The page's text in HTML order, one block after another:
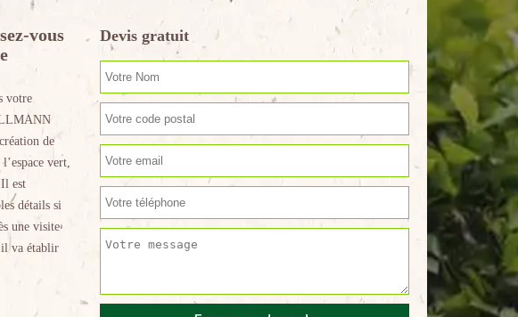
vous
votre
de
vert,
est
détails si
une visite
il va établir
Devis gratuit